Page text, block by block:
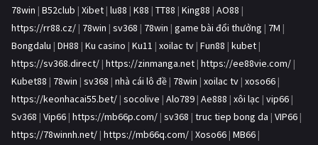
78win | B52club | Xibet | lu88 | K88 | TT88 | King88 | AO88 |
https://rr88.cz/ | 78win | sv368 | 78win | game bài đổi thưởng | 7M |
Bongdalu | DH88 | Ku casino | Ku11 | xoilac tv | Fun88 | kubet |
https://sv368.direct/ | https://zinmanga.net | https://ee88vie.com/ |
Kubet88 | 78win | sv368 | nhà cái lô đề | 78win | xoilac tv | xoso66 |
https://keonhacai55.bet/ | socolive | Alo789 | Ae888 | xôi lạc | vip66 |
Sv368 | Vip66 | https://mb66p.com/ | sv368 | truc tiep bong da | VIP66 |
https://78winnh.net/ | https://mb66q.com/ | Xoso66 | MB66 |